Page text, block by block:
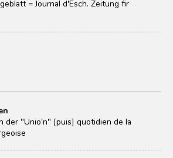
= Journal d'Esch. Zeitung fir
der "Unio'n" [puis] quotidien de la